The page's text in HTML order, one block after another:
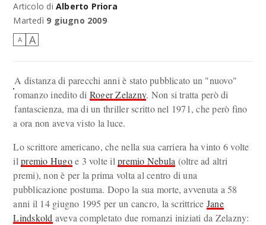
Articolo di Alberto Priora
Martedì 9 giugno 2009
A A
A distanza di parecchi anni è stato pubblicato un "nuovo"
romanzo inedito di Roger Zelazny. Non si tratta però di
fantascienza, ma di un thriller scritto nel 1971, che però fino
a ora non aveva visto la luce.
Lo scrittore americano, che nella sua carriera ha vinto 6 volte
ilpremio Hugoe 3 volte ilpremio Nebula (oltre ad altri
premi), non è per la prima volta al centro di una
pubblicazione postuma. Dopo la sua morte, avvenuta a 58
anni il 14 giugno 1995 per un cancro, la scrittrice Jane
Lindskold aveva completato due romanzi iniziati da Zelazny: